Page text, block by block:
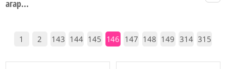
агар...
1 2 143 144 145 146 147 148 149 314 315